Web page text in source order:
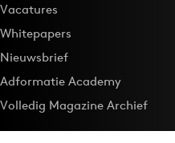
Vacatures
Whitepapers
Nieuwsbrief
Adformatie Academy
Volledig Magazine Archief